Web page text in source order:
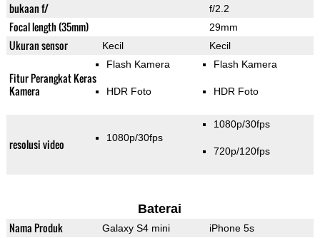
bukaan f/ f/2.2
Focal length (35mm) 29mm
Ukuran sensor Kecil Kecil
Fitur Perangkat Keras
Kamera
Flash Kamera
HDR Foto
Flash Kamera
HDR Foto
resolusi video 1080p/30fps
1080p/30fps
720p/120fps
Baterai
Nama Produk Galaxy S4 mini iPhone 5s